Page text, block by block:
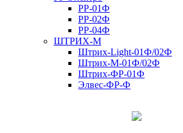
РР-01Ф
РР-02Ф
РР-04Ф
ШТРИХ-М
Штрих-Light-01Ф/02Ф
Штрих-М-01Ф/02Ф
Штрих-ФР-01Ф
Элвес-ФР-Ф